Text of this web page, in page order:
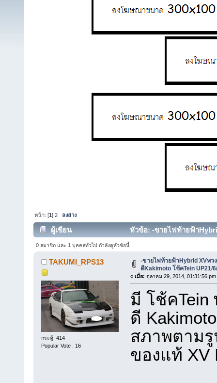
หน้า: [1]2 ลงล่าง
ผู้เขียน
หัวข้อ: -ขายไฟท้ายฟ้า
(อ่าน 37653 ครั้ง)
0 สมาชิก และ 1 บุคคลทั่วไป กำลังดูหัวข้อนี้
TAKUMI_RPS13
กระทู้: 414
Popular Vote : 16
-ขายไฟท้ายฟ้าHybrid XVพว
ดีKakimoto โช้คTein UP21/
« เมื่อ: ตุลาคม 29, 2014, 01:31:56 pm
มี โช้คTein
ดี
สภาพตาม
ของแท้ XV